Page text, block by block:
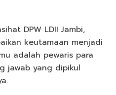
DPW LDII Jambi,
keutamaan menjadi
adalah pewaris para
jawab yang dipikul